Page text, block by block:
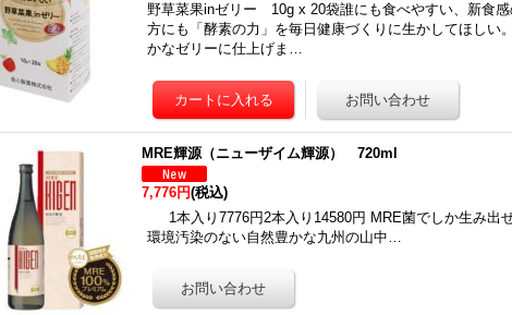
野草菜果inゼリー 10g x 20袋誰にも食べやすい、新食
方にも「酵素の力」を毎日健康づくりに生かしてほしい
かなゼリーに仕上げま…
MRE輝源（ニューザイム輝源） 720ml
7,776円(税込)
1本入り7776円2本入り14580円 MRE菌でしか生み出
環境汚染のない自然豊かな九州の山中…